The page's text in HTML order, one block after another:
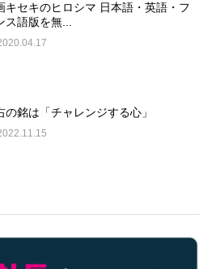
キセキのヒロシマ 日本語・英語・フ
ス語版を無...
の銘は「チャレンジする心」